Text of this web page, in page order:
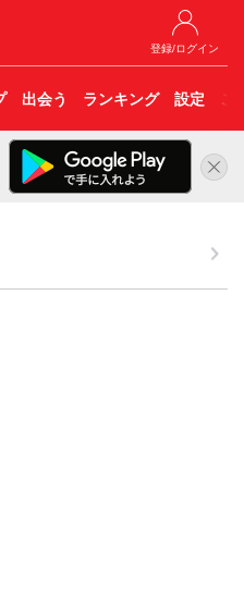
登録/ログイン
出会う ランキング 設定 こ